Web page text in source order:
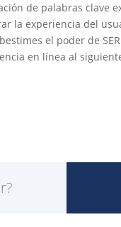
de palabras clave
la experiencia del
el poder de
en línea al